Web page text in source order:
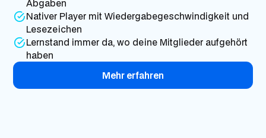
Abgaben
Nativer Player mit Wiedergabegeschwindigkeit und
Lesezeichen
Lernstand immer da, wo deine Mitglieder aufgehört
haben
Mehr erfahren